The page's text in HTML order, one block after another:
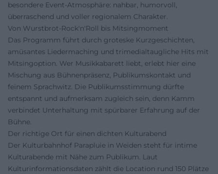
besondere Event-Atmosphäre: nahbar, humorvoll,
überraschend und voller regionalem Charakter.
Von Wurstbrot-Rock'n'Roll bis Mitsingmoment
Das Programm führt durch groteske Kurzgeschichten,
amüsantes Liedermaching und trimedialtaugliche Hits mit
Mitsingoption. Wer Musikkabarett liebt, erlebt hier eine
Mischung aus Bühnenpräsenz, Publikumskontakt und
feinem Sprachwitz. Die Publikumsstimmung dürfte
entspannt und aufmerksam zugleich sein, denn Kamm
verbindet Unterhaltung mit spürbarer Erfahrung auf der
Bühne.
Der richtige Ort für einen dichten Kulturabend
Der Kulturbahnhof Parapluie in Weiden steht für intime
Kulturabende mit Nähe zum Publikum. Laut
Kulturinformationsdaten zählt die Location rund 150 Plätze